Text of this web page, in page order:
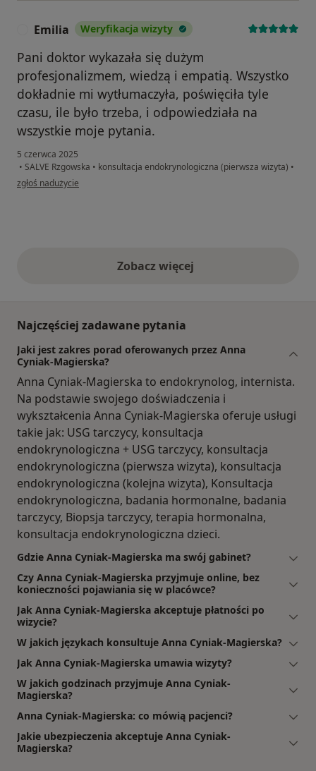
Emilia Weryfikacja wizyty
Pani doktor wykazała się dużym
profesjonalizmem, wiedzą i empatią. Wszystko
dokładnie mi wytłumaczyła, poświęciła tyle
czasu, ile było trzeba, i odpowiedziała na
wszystkie moje pytania.
5 czerwca 2025
• SALVE Rzgowska • konsultacja endokrynologiczna (pierwsza wizyta) •
w opinii użytkownika Emilia
zgłoś nadużycie
Zobacz więcejopinie powyżej
Najczęściej zadawane pytania
Jaki jest zakres porad oferowanych przez Anna
Cyniak-Magierska?
Anna Cyniak-Magierska to endokrynolog, internista.
Na podstawie swojego doświadczenia i
wykształcenia Anna Cyniak-Magierska oferuje usługi
takie jak: USG tarczycy, konsultacja
endokrynologiczna + USG tarczycy, konsultacja
endokrynologiczna (pierwsza wizyta), konsultacja
endokrynologiczna (kolejna wizyta), Konsultacja
endokrynologiczna, badania hormonalne, badania
tarczycy, Biopsja tarczycy, terapia hormonalna,
konsultacja endokrynologiczna dzieci.
Gdzie Anna Cyniak-Magierska ma swój gabinet?
Czy Anna Cyniak-Magierska przyjmuje online, bez
konieczności pojawiania się w placówce?
Jak Anna Cyniak-Magierska akceptuje płatności po
wizycie?
W jakich językach konsultuje Anna Cyniak-Magierska?
Jak Anna Cyniak-Magierska umawia wizyty?
W jakich godzinach przyjmuje Anna Cyniak-
Magierska?
Anna Cyniak-Magierska: co mówią pacjenci?
Jakie ubezpieczenia akceptuje Anna Cyniak-
Magierska?